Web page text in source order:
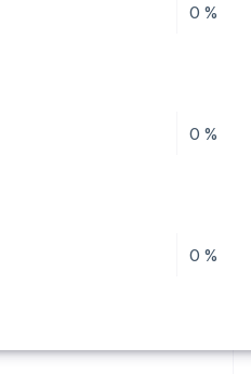
0 %
0 %
0 %